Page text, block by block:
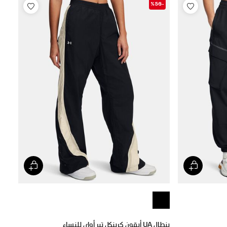
-%56
بنطال UA أيقون كرينكل تير أواي للنساء